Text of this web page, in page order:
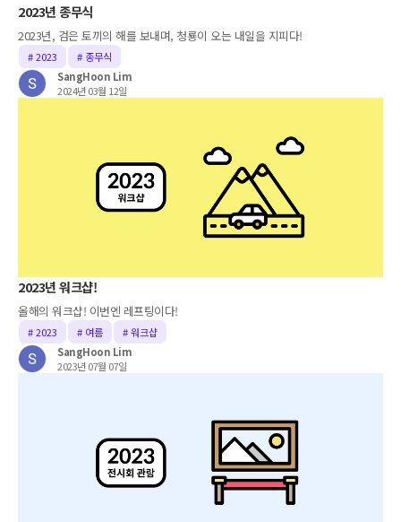
2023년 종무식
2023년, 검은 토끼의 해를 보내며, 청룡이 오는 내일을 지피다!
# 2023
# 종무식
SangHoon Lim
2024년 03월 12일
2023년 워크샵!
올해의 워크샵! 이번엔 레프팅이다!
# 2023 # 여름
# 워크샵
SangHoon Lim
2023년 07월 07일